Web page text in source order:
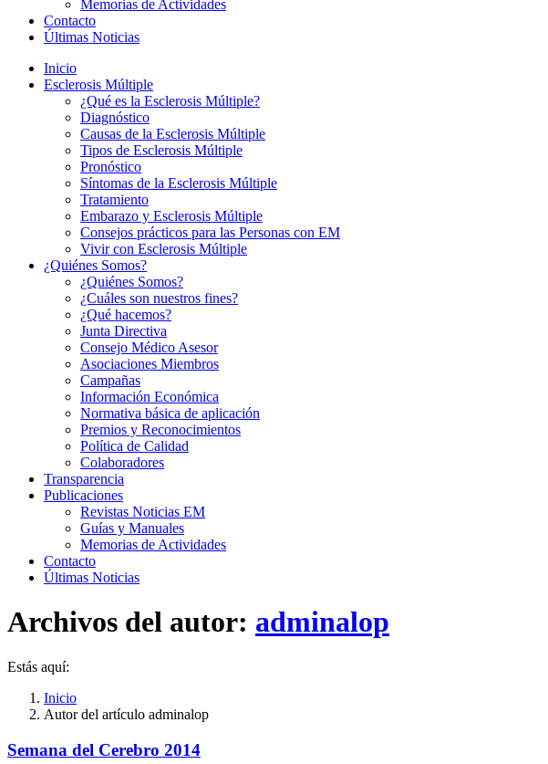
Memorias de Actividades
Contacto
Últimas Noticias
Inicio
Esclerosis Múltiple
¿Qué es la Esclerosis Múltiple?
Diagnóstico
Causas de la Esclerosis Múltiple
Tipos de Esclerosis Múltiple
Pronóstico
Síntomas de la Esclerosis Múltiple
Tratamiento
Embarazo y Esclerosis Múltiple
Consejos prácticos para las Personas con EM
Vivir con Esclerosis Múltiple
¿Quiénes Somos?
¿Quiénes Somos?
¿Cuáles son nuestros fines?
¿Qué hacemos?
Junta Directiva
Consejo Médico Asesor
Asociaciones Miembros
Campañas
Información Económica
Normativa básica de aplicación
Premios y Reconocimientos
Política de Calidad
Colaboradores
Transparencia
Publicaciones
Revistas Noticias EM
Guías y Manuales
Memorias de Actividades
Contacto
Últimas Noticias
Archivos del autor: adminalop
Estás aquí:
Inicio
Autor del artículo adminalop
Semana del Cerebro 2014